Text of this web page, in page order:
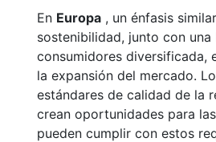
En Europa , un énfasis
sostenibilidad, junto con una
consumidores diversificada,
la expansión del mercado.
estándares de calidad de la
crean oportunidades para
pueden cumplir con estos